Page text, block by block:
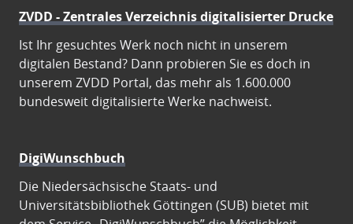
ZVDD - Zentrales Verzeichnis digitalisierter Drucke
Ist Ihr gesuchtes Werk noch nicht in unserem
digitalen Bestand? Dann probieren Sie es doch in
unserem ZVDD Portal, das mehr als 1.600.000
bundesweit digitalisierte Werke nachweist.
DigiWunschbuch
Die Niedersächsische Staats- und
Universitätsbibliothek Göttingen (SUB) bietet mit